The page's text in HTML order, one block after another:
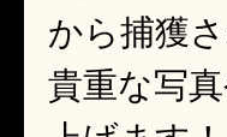
から捕獲
貴重な写